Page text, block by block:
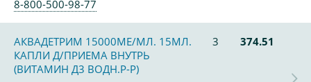
8-800-500-98-77
АКВАДЕТРИМ 15000МЕ/МЛ. 15МЛ.
КАПЛИ Д/ПРИЕМА ВНУТРЬ
(ВИТАМИН Д3 ВОДН.Р-Р)
3 374.51